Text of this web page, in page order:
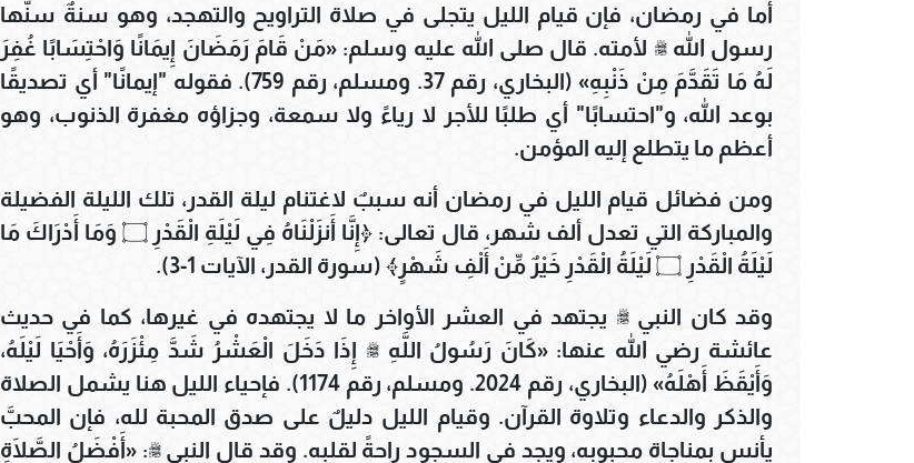
أما في رمضان، فإن قيام الليل يتجلى في صلاة التراويح والتهجد، وهو سنةٌ سنّها
رسول الله ﷺ لأمته. قال صلى الله عليه وسلم: «مَنْ قَامَ رَمَضَانَ إِيمَانًا وَاحْتِسَابًا غُفِرَ
لَهُ مَا تَقَدَّمَ مِنْ ذَنْبِهِ» (البخاري، رقم 37. ومسلم، رقم 759). فقوله "إيمانًا" أي تصديقًا
بوعد الله، و"احتسابًا" أي طلبًا للأجر لا رياءً ولا سمعة، وجزاؤه مغفرة الذنوب، وهو
أعظم ما يتطلع إليه المؤمن.
ومن فضائل قيام الليل في رمضان أنه سببٌ لاغتنام ليلة القدر، تلك الليلة الفضيلة
والمباركة التي تعدل ألف شهر، قال تعالى: ﴿إِنَّا أَنزَلْنَاهُ فِي لَيْلَةِ الْقَدْرِ ۝ وَمَا أَدْرَاكَ مَا
لَيْلَةُ الْقَدْرِ ۝ لَيْلَةُ الْقَدْرِ خَيْرٌ مِّنْ أَلْفِ شَهْرٍ﴾ (سورة القدر، الآيات 1-3).
وقد كان النبي ﷺ يجتهد في العشر الأواخر ما لا يجتهده في غيرها، كما في حديث
عائشة رضي الله عنها: «كَانَ رَسُولُ اللَّهِ ﷺ إِذَا دَخَلَ الْعَشْرُ شَدَّ مِئْزَرَهُ، وَأَحْيَا لَيْلَهُ،
وَأَيْقَظَ أَهْلَهُ» (البخاري، رقم 2024. ومسلم، رقم 1174). فإحياء الليل هنا يشمل الصلاة
والذكر والدعاء وتلاوة القرآن. وقيام الليل دليلٌ على صدق المحبة لله، فإن المحبَّ
يأنس بمناجاة محبوبه، ويجد في السجود راحةً لقلبه. وقد قال النبي ﷺ: «أَفْضَلُ الصَّلَاةِ